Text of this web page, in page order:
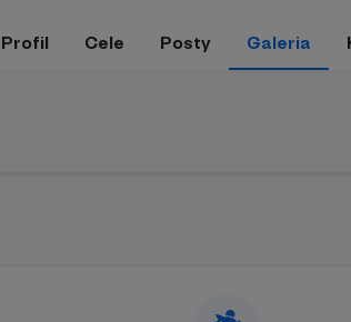
Profil Cele Posty Galeria